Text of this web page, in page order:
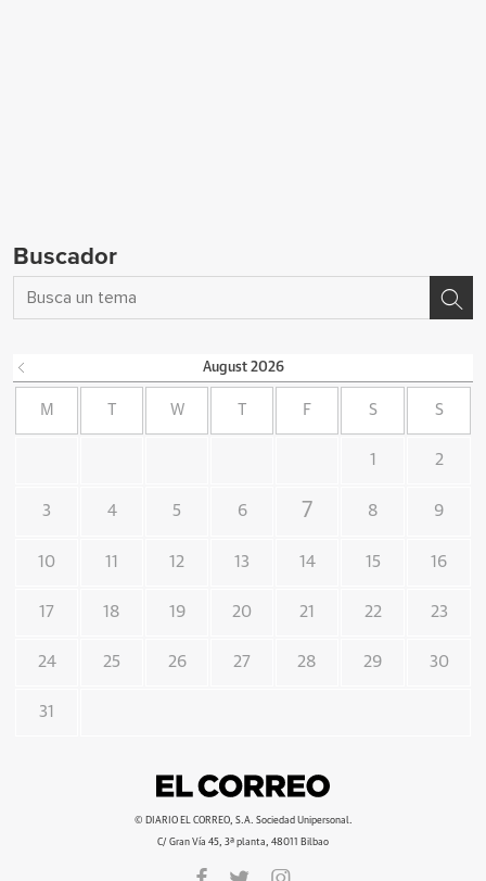
Buscador
August 2026
M W F S S
1 2
3 4 5 6 7 8 9
10 11 12 13 14 15 16
17 18 19 20 21 22 23
24 25 26 27 28 29 30
31
© DIARIO EL CORREO, S.A. Sociedad Unipersonal.
C/ Gran Vía 45, 3ª planta, 48011 Bilbao